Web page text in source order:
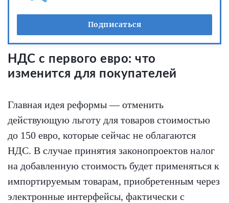
Подписаться
НДС с первого евро: что
изменится для покупателей
Главная идея реформы — отменить
действующую льготу для товаров стоимостью
до 150 евро, которые сейчас не облагаются
НДС. В случае принятия законопроектов налог
на добавленную стоимость будет применяться к
импортируемым товарам, приобретенным через
электронные интерфейсы, фактически с